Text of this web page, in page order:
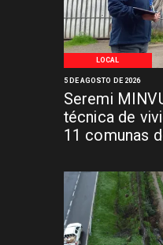
LOCAL
Seremi
técnica de
11 comunas
5 DE AGOSTO DE 2026